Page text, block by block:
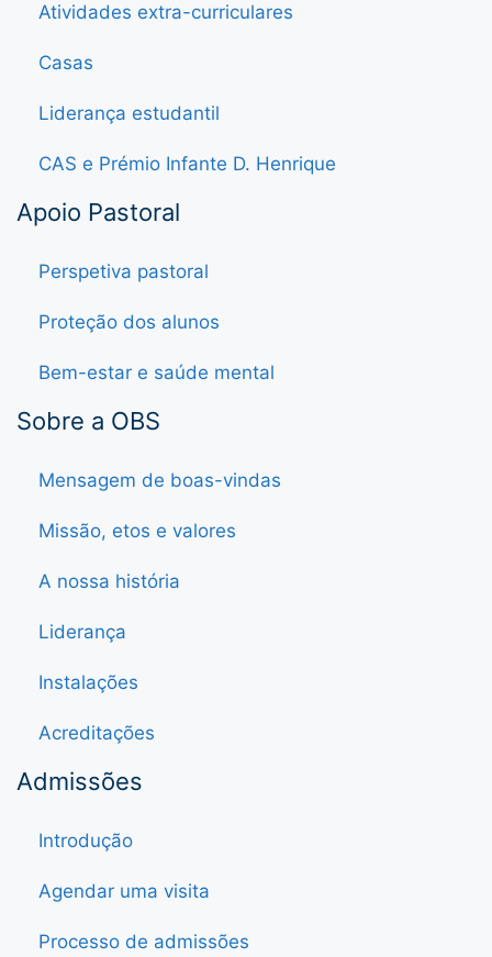
Atividades extra-curriculares
Casas
Liderança estudantil
CAS e Prémio Infante D. Henrique
Apoio Pastoral
Perspetiva pastoral
Proteção dos alunos
Bem-estar e saúde mental
Sobre a OBS
Mensagem de boas-vindas
Missão, etos e valores
A nossa história
Liderança
Instalações
Acreditações
Admissões
Introdução
Agendar uma visita
Processo de admissões